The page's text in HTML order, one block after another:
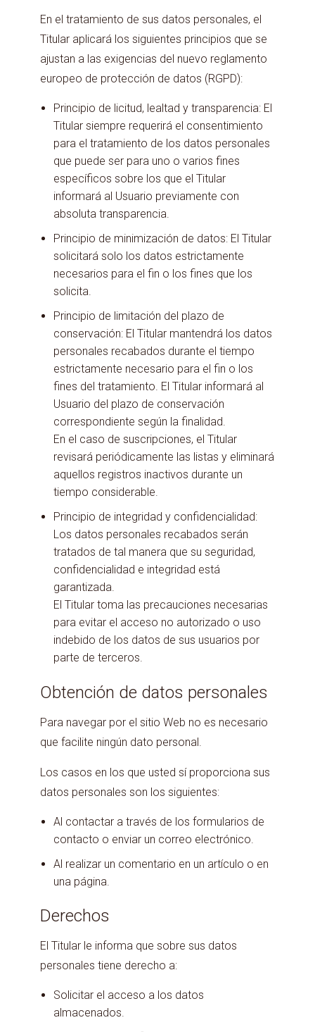
En el tratamiento de sus datos personales, el
Titular aplicará los siguientes principios que se
ajustan a las exigencias del nuevo reglamento
europeo de protección de datos (RGPD):
Principio de licitud, lealtad y transparencia: El
Titular siempre requerirá el consentimiento
para el tratamiento de los datos personales
que puede ser para uno o varios fines
específicos sobre los que el Titular
informará al Usuario previamente con
absoluta transparencia.
Principio de minimización de datos: El Titular
solicitará solo los datos estrictamente
necesarios para el fin o los fines que los
solicita.
Principio de limitación del plazo de
conservación: El Titular mantendrá los datos
personales recabados durante el tiempo
estrictamente necesario para el fin o los
fines del tratamiento. El Titular informará al
Usuario del plazo de conservación
correspondiente según la finalidad.
En el caso de suscripciones, el Titular
revisará periódicamente las listas y eliminará
aquellos registros inactivos durante un
tiempo considerable.
Principio de integridad y confidencialidad:
Los datos personales recabados serán
tratados de tal manera que su seguridad,
confidencialidad e integridad está
garantizada.
El Titular toma las precauciones necesarias
para evitar el acceso no autorizado o uso
indebido de los datos de sus usuarios por
parte de terceros.
Obtención de datos personales
Para navegar por el sitio Web no es necesario
que facilite ningún dato personal.
Los casos en los que usted sí proporciona sus
datos personales son los siguientes:
Al contactar a través de los formularios de
contacto o enviar un correo electrónico.
Al realizar un comentario en un artículo o en
una página.
Derechos
El Titular le informa que sobre sus datos
personales tiene derecho a:
Solicitar el acceso a los datos
almacenados.